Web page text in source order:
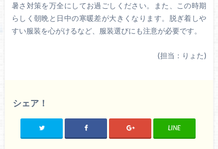
暑さ対策を万全にしてお過ごしください。また、この時期
らしく朝晩と日中の寒暖差が大きくなります。脱ぎ着しや
すい服装を心がけるなど、服装選びにも注意が必要です。
(担当：りょた)
シェア！
LINE